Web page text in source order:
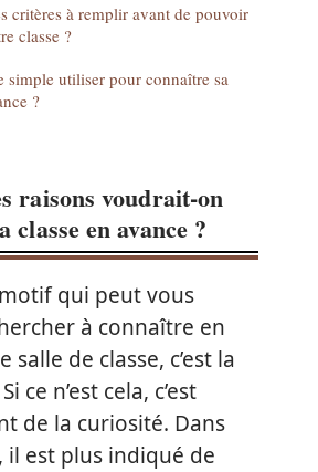
critères à remplir avant de pouvoir
classe ?
simple utiliser pour connaître sa
?
raisons voudrait-on
classe en avance ?
qui peut vous
à connaître en
salle de classe, c’est la
ce n’est cela, c’est
de la curiosité. Dans
il est plus indiqué de